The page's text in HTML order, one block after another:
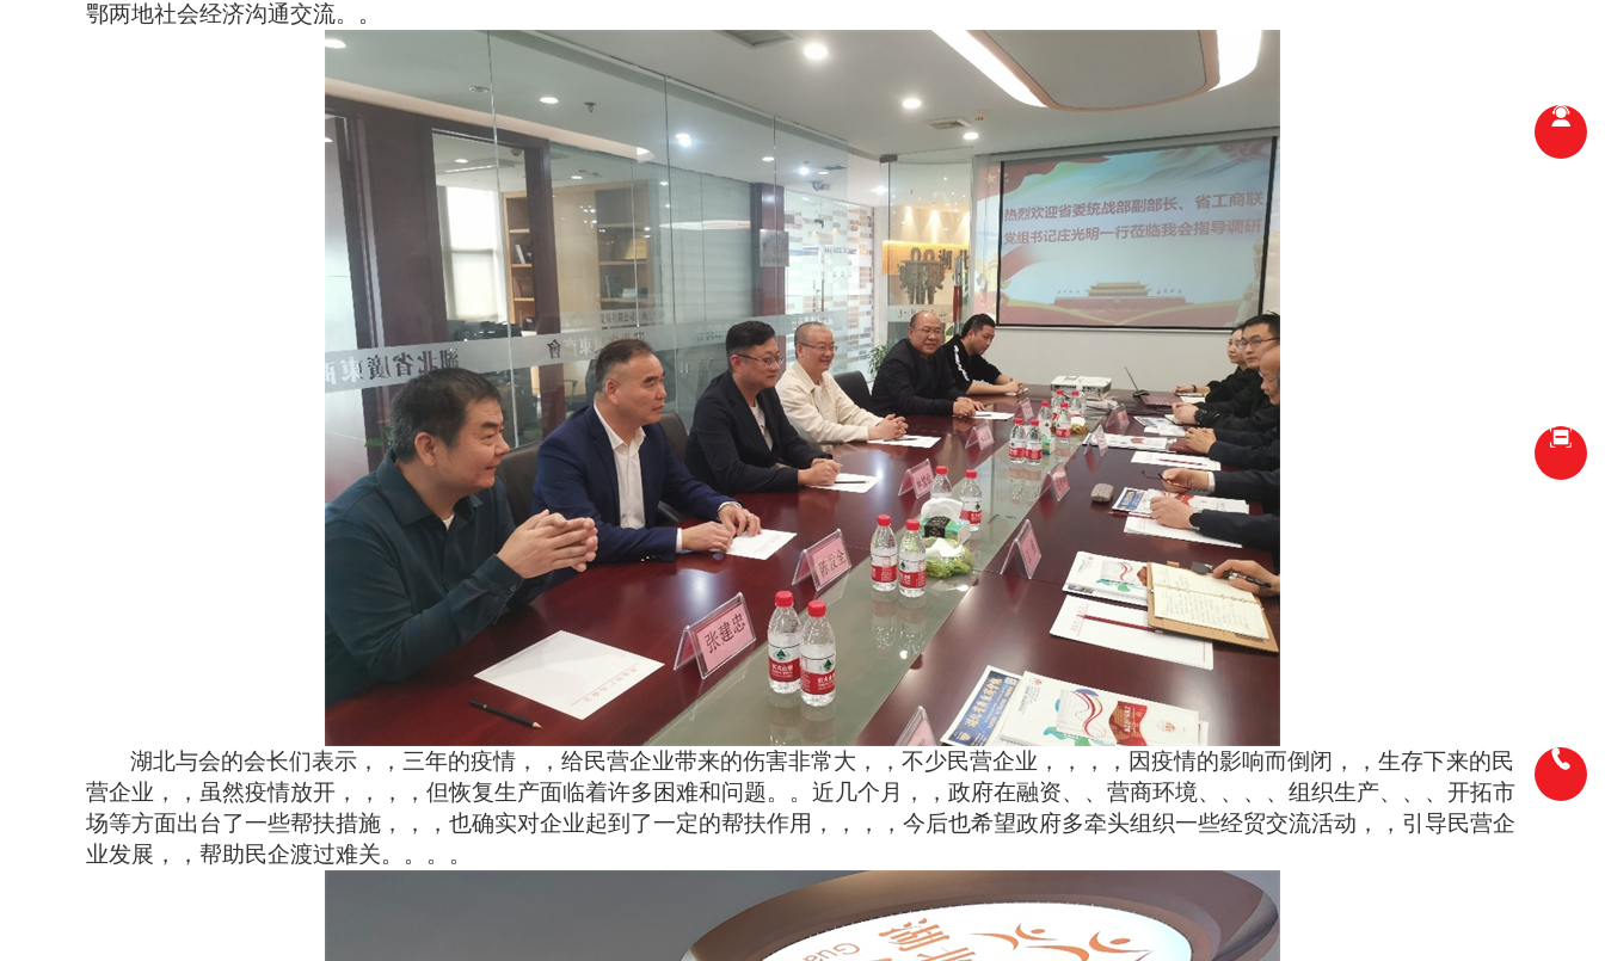
鄂两地社会经济沟通交流。。
湖北与会的会长们表示，，三年的疫情，，给民营企业带来的伤害非常大，，不少民营企业，，，，因疫情的影响而倒闭，，生存下来的民
营企业，，虽然疫情放开，，，，但恢复生产面临着许多困难和问题。。近几个月，，政府在融资、、营商环境、、、、组织生产、、、开拓市
场等方面出台了一些帮扶措施，，，也确实对企业起到了一定的帮扶作用，，，，今后也希望政府多牵头组织一些经贸交流活动，，引导民营企
业发展，，帮助民企渡过难关。。。。